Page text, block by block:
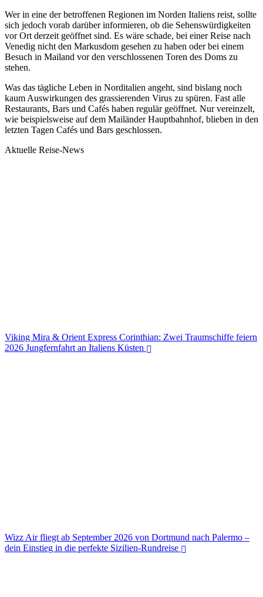
Wer in eine der betroffenen Regionen im Norden Italiens reist, sollte
sich jedoch vorab darüber informieren, ob die Sehenswürdigkeiten
vor Ort derzeit geöffnet sind. Es wäre schade, bei einer Reise nach
Venedig nicht den Markusdom gesehen zu haben oder bei einem
Besuch in Mailand vor den verschlossenen Toren des Doms zu
stehen.
Was das tägliche Leben in Norditalien angeht, sind bislang noch
kaum Auswirkungen des grassierenden Virus zu spüren. Fast alle
Restaurants, Bars und Cafés haben regulär geöffnet. Nur vereinzelt,
wie beispielsweise auf dem Mailänder Hauptbahnhof, blieben in den
letzten Tagen Cafés und Bars geschlossen.
Aktuelle Reise-News
Viking Mira & Orient Express Corinthian: Zwei Traumschiffe feiern
2026 Jungfernfahrt an Italiens Küsten
Wizz Air fliegt ab September 2026 von Dortmund nach Palermo –
dein Einstieg in die perfekte Sizilien-Rundreise